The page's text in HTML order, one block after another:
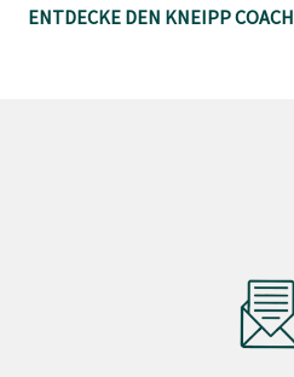
ENTDECKE DEN KNEIPP COACH